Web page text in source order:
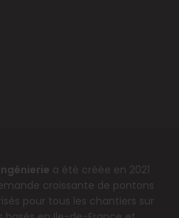
a été créée en 2021
croissante de pontons
pour tous les chantiers sur